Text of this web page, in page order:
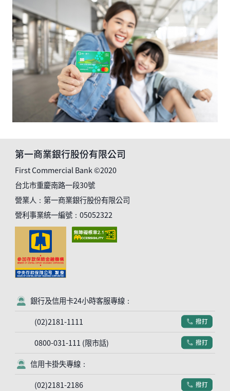
第一商業銀行股份有限公司
First Commercial Bank ©2020
台北市重慶南路一段30號
營業人：第一商業銀行股份有限公司
營利事業統一編號：05052322
客服符號
銀行及信用卡24小時客服專線：
(02)2181-1111
電話符號
撥打
0800-031-111 (限市話) 電話符號
撥打
客服符號
信用卡掛失專線：
(02)2181-2186
電話符號
撥打